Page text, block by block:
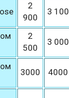
2
900
3 100
2
500
3 000
3000 4000